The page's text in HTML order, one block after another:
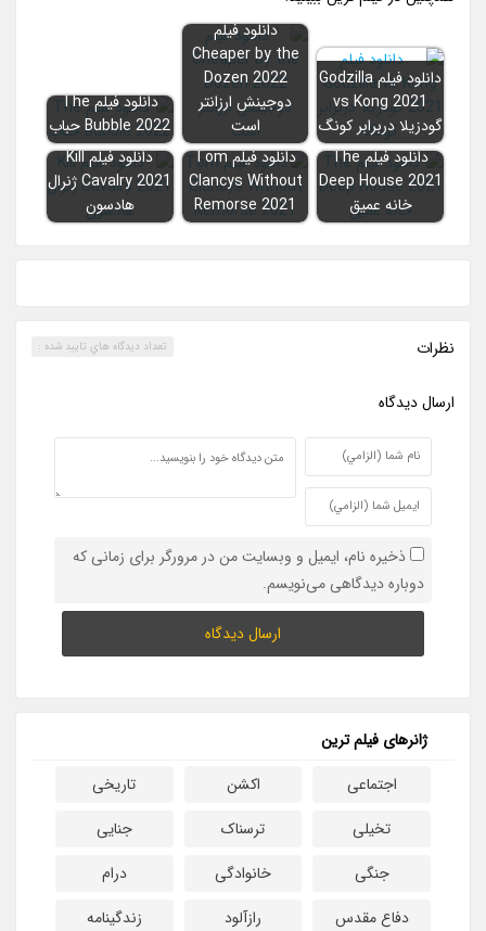
دانلود فیلم Godzilla
vs Kong 2021
گودزیلا دربرابر کونگ
دانلود فیلم
Cheaper by the
Dozen 2022
دوجینش ارزانتر
است
دانلود فیلم The
Bubble 2022 حباب
دانلود فیلم The
Deep House 2021
خانه عمیق
دانلود فیلم Tom
Clancys Without
Remorse 2021
دانلود فیلم Kill
Cavalry 2021 ژنرال
هادسون
نظرات تعداد ديدگاه هاي تاييد شده :
ارسال ديدگاه
ذخیره نام، ایمیل و وبسایت من در مرورگر برای زمانی که
دوباره دیدگاهی می‌نویسم.
ژانرهای فیلم ترین
اجتماعی
اکشن
تاریخی
تخیلی
ترسناک
جنایی
جنگی
خانوادگی
درام
دفاع مقدس
رازآلود
زندگینامه